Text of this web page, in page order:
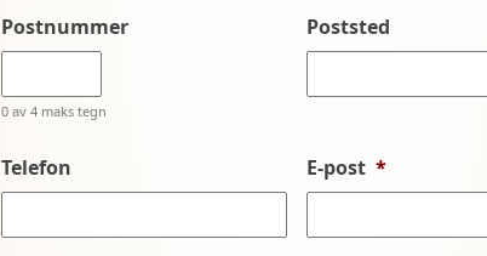
Postnummer
0 av 4 maks tegn
Poststed
Telefon E-post *